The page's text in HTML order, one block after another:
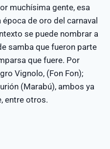
muchísima gente, esa
de oro del carnaval
se puede nombrar a
samba que fueron parte
que fuere. Por
Vignolo, (Fon Fon);
(Marabú), ambos ya
entre otros.